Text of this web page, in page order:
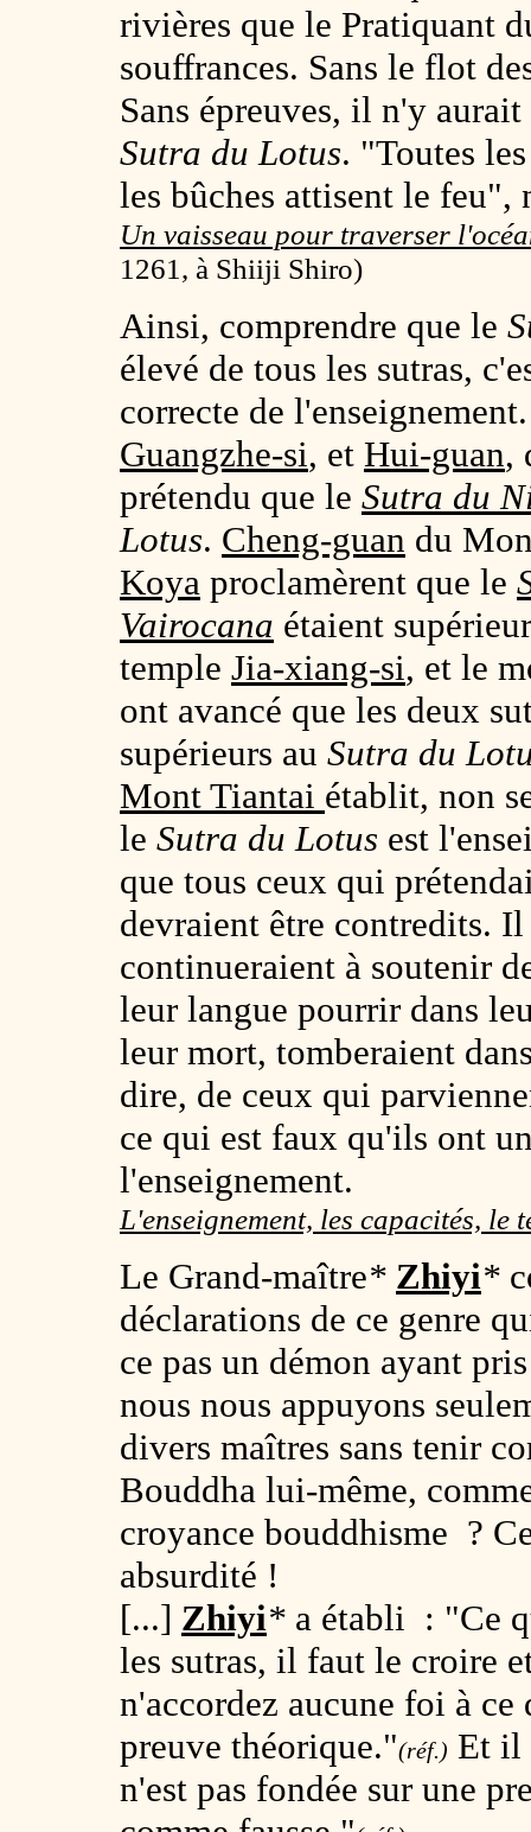
rivières que le Pratiquant
souffrances. Sans le flot
Sans épreuves, il n'y
Sutra du Lotus. "Toutes
les bûches attisent le
Un vaisseau pour traverser
1261, à Shiiji Shiro)
Ainsi, comprendre que le
élevé de tous les sutras,
correcte de
Guangzhe-si, et Hui-guan,
prétendu que le Sutra du
Lotus. Cheng-guan du
Koya proclamèrent que le
Vairocana étaient
temple Jia-xiang-si, et le
ont avancé que les deux
supérieurs au Sutra du
Mont Tiantai établit, non
le Sutra du Lotus est
que tous ceux qui
devraient être contredits.
continueraient à soutenir
leur langue pourrir dans
leur mort, tomberaient
dire, de ceux qui
ce qui est faux qu'ils ont
l'enseignement.
L'enseignement, les capacités, le
Le Grand-maître* Zhiyi*
déclarations de ce genre
ce pas un démon ayant
nous nous appuyons
divers maîtres sans tenir
Bouddha lui-même,
croyance bouddhisme ?
absurdité !
[...] Zhiyi* a établi : "Ce
les sutras, il faut le croire
n'accordez aucune foi à
preuve théorique."(réf.) Et il
n'est pas fondée sur une